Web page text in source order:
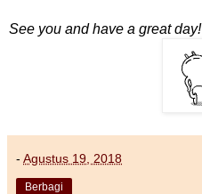
See you and have a great day!
- Agustus 19, 2018
Berbagi